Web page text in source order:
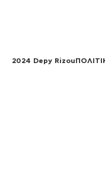
2024 Depy Rizou